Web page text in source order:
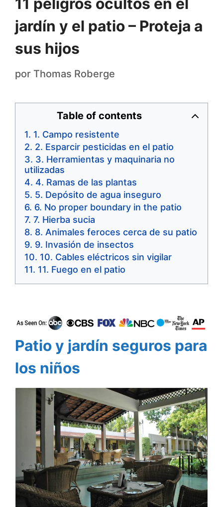
11 peligros ocultos en el
jardín y el patio – Proteja a
sus hijos
por Thomas Roberge
Table of contents
1. Campo resistente
2. Esparcir pesticidas en el patio
3. Herramientas y maquinaria no
utilizadas
4. Ramas de las plantas
5. Depósito de agua inseguro
6. No proper boundary in the patio
7. Hierba sucia
8. Animales feroces cerca de su patio
9. Invasión de insectos
10. Cables eléctricos sin vigilar
11. Fuego en el patio
Patio y jardín seguros para
los niños